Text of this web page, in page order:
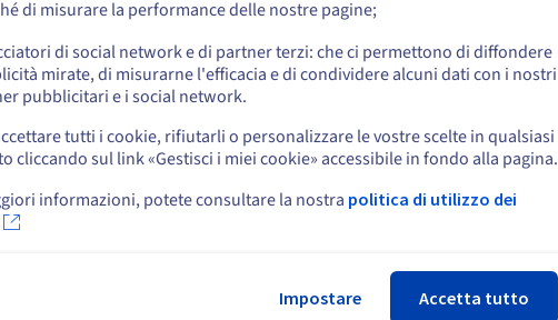
quantistica
l’informatica quantistica
a una piattaforma
simula, testa ed esegui
su emulatori e QPU in
Quantum as a Service
Identity, Security &
Operations
tuoi servizi cloud in OVHcloud
sul sito web attuale
Seleziona un altro sito web
di misurare la performance delle nostre pagine;
di social network e di partner terzi: che ci permettono di diffondere
mirate, di misurarne l'efficacia e di condividere alcuni dati con i nostri
pubblicitari e i social network.
tutti i cookie, rifiutarli o personalizzare le vostre scelte in qualsiasi
cliccando sul link «Gestisci i miei cookie» accessibile in fondo alla pagina.
informazioni, potete consultare la nostra politica di utilizzo dei
Impostare Accetta tutto